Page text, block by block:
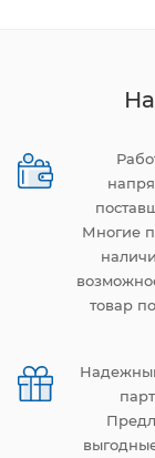
Многие
товар